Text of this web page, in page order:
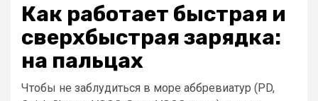
Как работает быстрая и
сверхбыстрая зарядка:
на пальцах
Чтобы не заблудиться в море аббревиатур (PD,